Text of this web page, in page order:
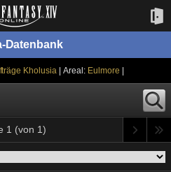
Datenbank
Kholusia | Areal: Eulmore
1 (von 1)